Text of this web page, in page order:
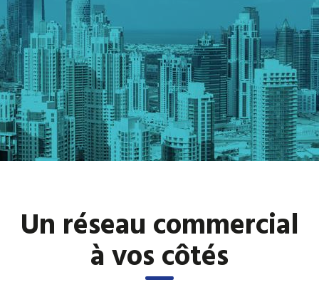
Un réseau commercial
à vos côtés